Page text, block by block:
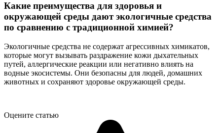
Какие преимущества для здоровья и
окружающей среды дают экологичные средства
по сравнению с традиционной химией?
Экологичные средства не содержат агрессивных химикатов,
которые могут вызывать раздражение кожи дыхательных
путей, аллергические реакции или негативно влиять на
водные экосистемы. Они безопасны для людей, домашних
животных и сохраняют здоровье окружающей среды.
Оцените статью